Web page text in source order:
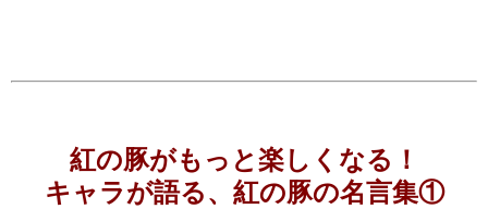
紅の豚がもっと楽しくなる！
キャラが語る、紅の豚の名言集①